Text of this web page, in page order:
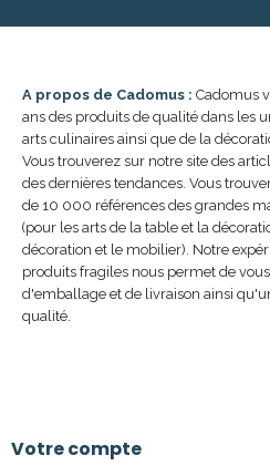
A propos de Cadomus : Cadomus
ans des produits de qualité dans les
arts culinaires ainsi que de la
Vous trouverez sur notre site des
des dernières tendances. Vous
de 10 000 références des grandes
(pour les arts de la table et la
décoration et le mobilier). Notre
produits fragiles nous permet de
d'emballage et de livraison ainsi
qualité.
Votre compte